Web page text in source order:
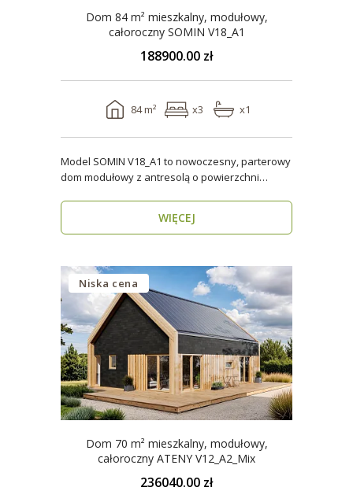
Dom 84 m² mieszkalny, modułowy,
całoroczny SOMIN V18_A1
188900.00 zł
84 m² x3 x1
Model SOMIN V18_A1 to nowoczesny, parterowy
dom modułowy z antresolą o powierzchni
WIĘCEJ
Niska cena
Dom 70 m² mieszkalny, modułowy,
całoroczny ATENY V12_A2_Mix
236040.00 zł